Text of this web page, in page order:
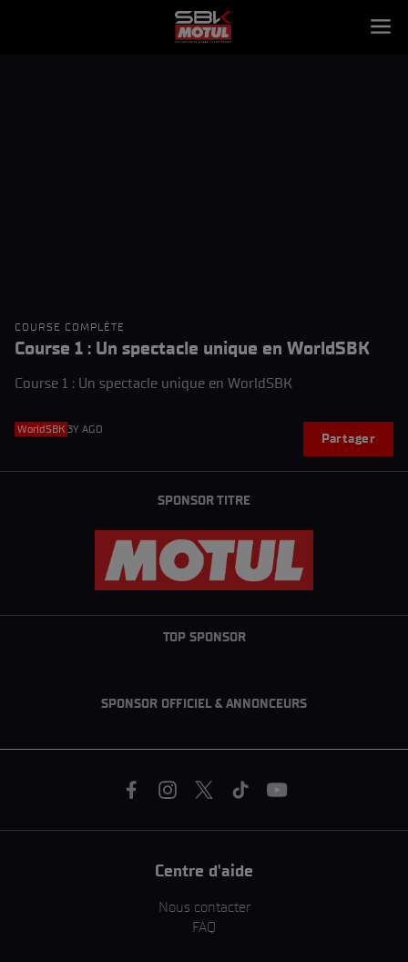
COURSE COMPLÈTE
Course 1 : Un spectacle unique en WorldSBK
Course 1 : Un spectacle unique en WorldSBK
WorldSBK 3Y AGO
Partager
SPONSOR TITRE
TOP SPONSOR
SPONSOR OFFICIEL & ANNONCEURS
Centre d'aide
Nous contacter
FAQ